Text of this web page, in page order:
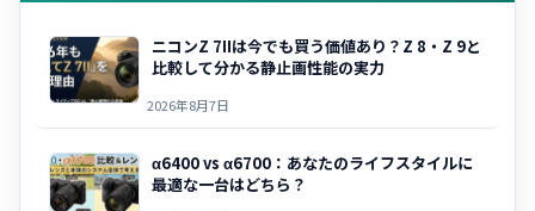
ニコンZ 7IIは今でも買う価値あり？Z 8・Z 9と
比較して分かる静止画性能の実力
2026年8月7日
α6400 vs α6700：あなたのライフスタイルに
最適な一台はどちら？